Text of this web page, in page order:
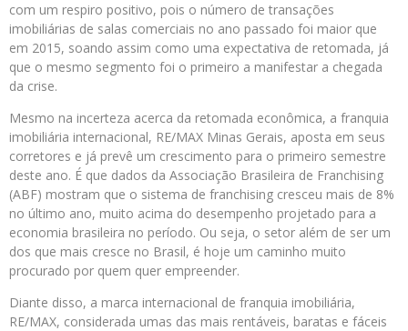
com um respiro positivo, pois o número de transações
imobiliárias de salas comerciais no ano passado foi maior que
em 2015, soando assim como uma expectativa de retomada, já
que o mesmo segmento foi o primeiro a manifestar a chegada
da crise.
Mesmo na incerteza acerca da retomada econômica, a franquia
imobiliária internacional, RE/MAX Minas Gerais, aposta em seus
corretores e já prevê um crescimento para o primeiro semestre
deste ano. É que dados da Associação Brasileira de Franchising
(ABF) mostram que o sistema de franchising cresceu mais de 8%
no último ano, muito acima do desempenho projetado para a
economia brasileira no período. Ou seja, o setor além de ser um
dos que mais cresce no Brasil, é hoje um caminho muito
procurado por quem quer empreender.
Diante disso, a marca internacional de franquia imobiliária,
RE/MAX, considerada umas das mais rentáveis, baratas e fáceis